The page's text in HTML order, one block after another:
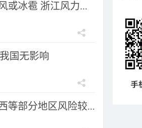
或冰雹 浙江风力...
国无影响
等部分地区风险较...